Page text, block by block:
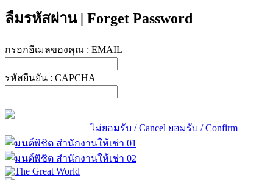
ลืมรหัสผ่าน | Forget Password
กรอกอีเมลของคุณ : EMAIL
รหัสยืนยัน : CAPCHA
ไม่ยอมรับ / Cancel ยอมรับ / Confirm